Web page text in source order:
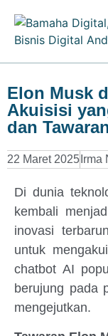
Elon Musk
Akuisisi
dan
22 Maret 2025 Irma
Di dunia
kembali
inovasi
untuk
chatbot AI
berujung pada
mengejutkan.